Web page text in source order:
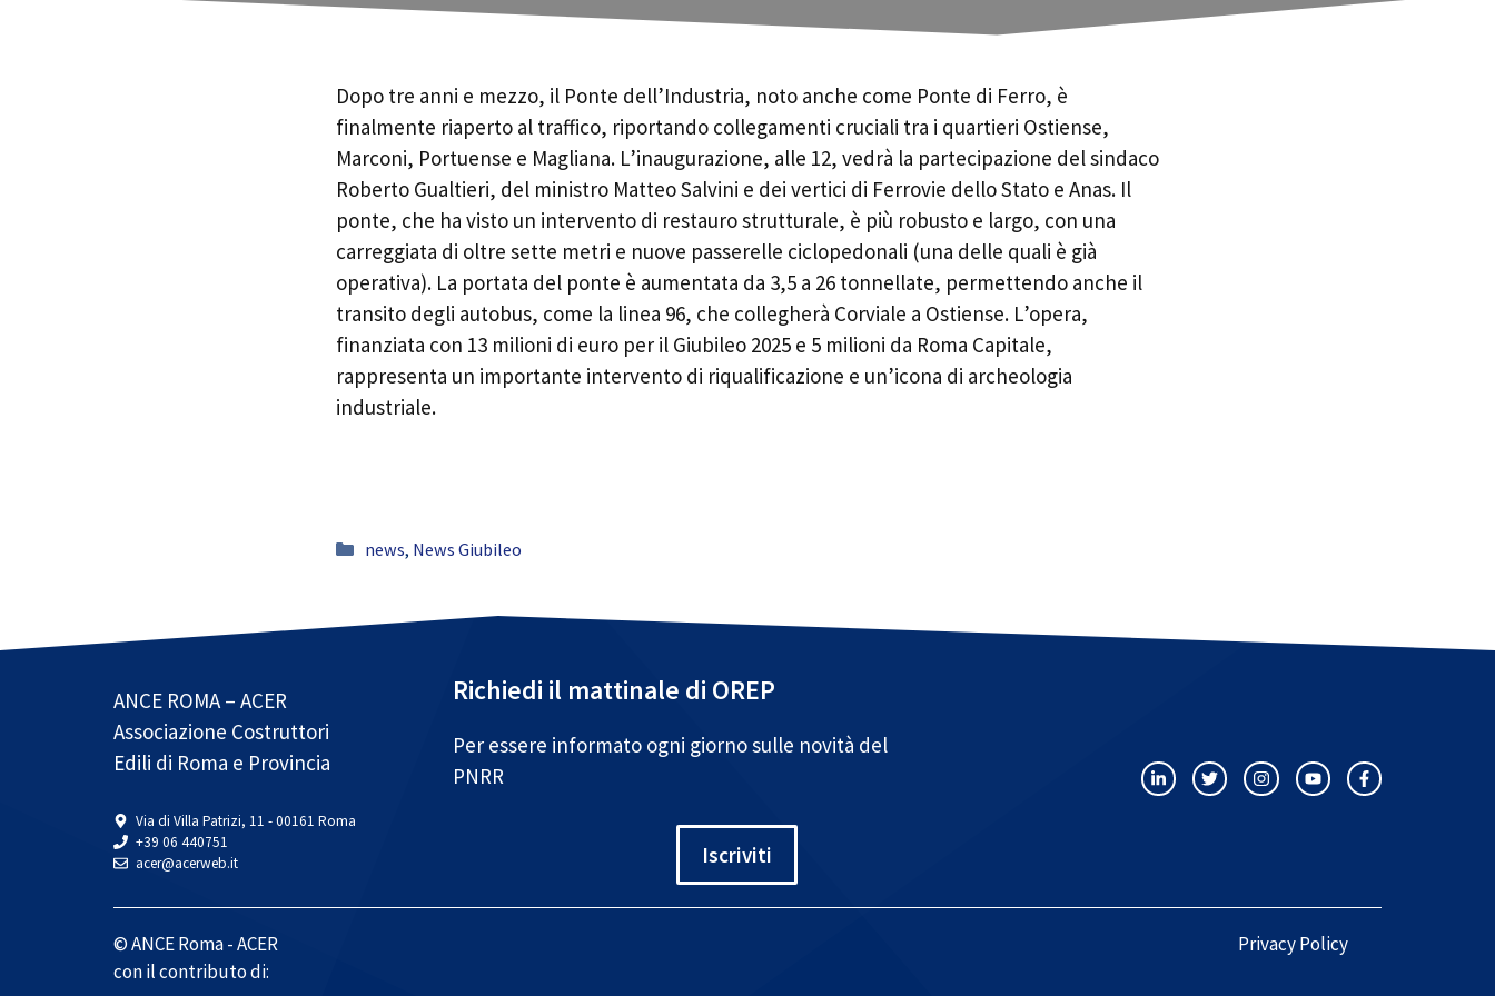
Dopo tre anni e mezzo, il Ponte dell’Industria, noto anche come Ponte di Ferro, è
finalmente riaperto al traffico, riportando collegamenti cruciali tra i quartieri Ostiense,
Marconi, Portuense e Magliana. L’inaugurazione, alle 12, vedrà la partecipazione del sindaco
Roberto Gualtieri, del ministro Matteo Salvini e dei vertici di Ferrovie dello Stato e Anas. Il
ponte, che ha visto un intervento di restauro strutturale, è più robusto e largo, con una
carreggiata di oltre sette metri e nuove passerelle ciclopedonali (una delle quali è già
operativa). La portata del ponte è aumentata da 3,5 a 26 tonnellate, permettendo anche il
transito degli autobus, come la linea 96, che collegherà Corviale a Ostiense. L’opera,
finanziata con 13 milioni di euro per il Giubileo 2025 e 5 milioni da Roma Capitale,
rappresenta un importante intervento di riqualificazione e un’icona di archeologia
industriale.
Categorie
news, News Giubileo
ANCE ROMA – ACER
Associazione Costruttori
Edili di Roma e Provincia
Via di Villa Patrizi, 11 - 00161 Roma
+39 06 440751
acer@acerweb.it
Richiedi il mattinale di OREP
Per essere informato ogni giorno sulle novità del
PNRR
Iscriviti
© ANCE Roma - ACER
con il contributo di:
Privacy Policy